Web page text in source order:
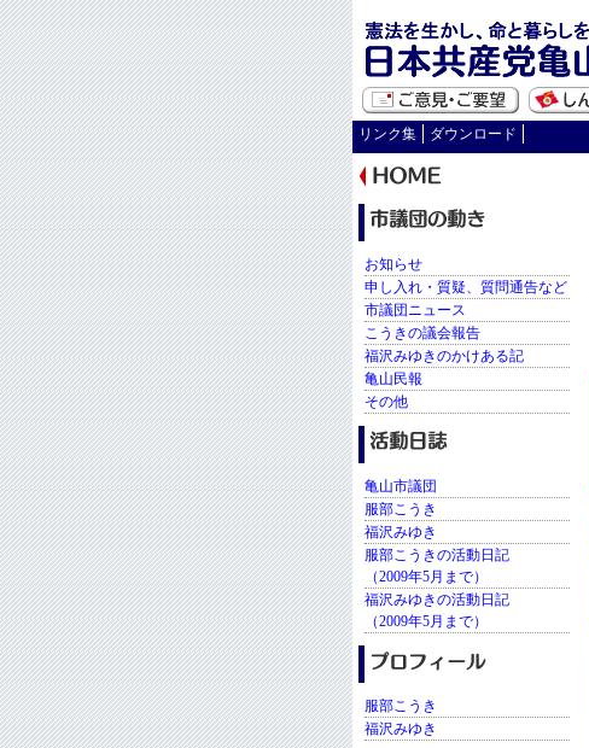
リンク集 ダウンロード
お知らせ
申し入れ・質疑、質問通告など
市議団ニュース
こうきの議会報告
福沢みゆきのかけある記
亀山民報
その他
亀山市議団
服部こうき
福沢みゆき
服部こうきの活動日記
（2009年5月まで）
福沢みゆきの活動日記
（2009年5月まで）
服部こうき
福沢みゆき